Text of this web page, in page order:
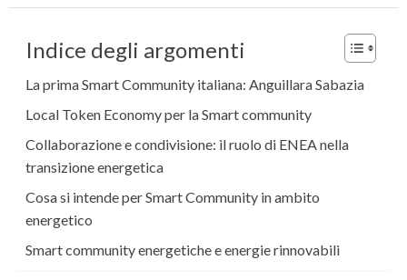
Indice degli argomenti
La prima Smart Community italiana: Anguillara Sabazia
Local Token Economy per la Smart community
Collaborazione e condivisione: il ruolo di ENEA nella
transizione energetica
Cosa si intende per Smart Community in ambito
energetico
Smart community energetiche e energie rinnovabili